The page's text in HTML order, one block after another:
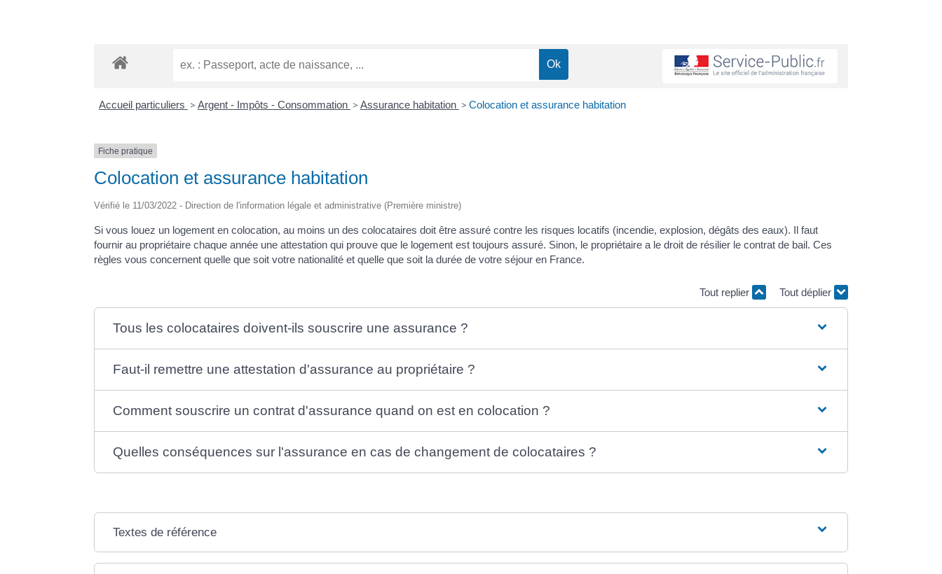
Accueil particuliers > Argent - Impôts - Consommation > Assurance habitation > Colocation et assurance habitation
Fiche pratique
Colocation et assurance habitation
Vérifié le 11/03/2022 - Direction de l'information légale et administrative (Première ministre)
Si vous louez un logement en colocation, au moins un des colocataires doit être assuré contre les risques locatifs (incendie, explosion, dégâts des eaux). Il faut
fournir au propriétaire chaque année une attestation qui prouve que le logement est toujours assuré. Sinon, le propriétaire a le droit de résilier le contrat de bail. Ces
règles vous concernent quelle que soit votre nationalité et quelle que soit la durée de votre séjour en France.
Tout replier Tout déplier
Tous les colocataires doivent-ils souscrire une assurance ?
Faut-il remettre une attestation d'assurance au propriétaire ?
Comment souscrire un contrat d'assurance quand on est en colocation ?
Quelles conséquences sur l'assurance en cas de changement de colocataires ?
Textes de référence